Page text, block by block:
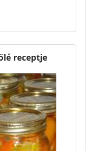
receptje